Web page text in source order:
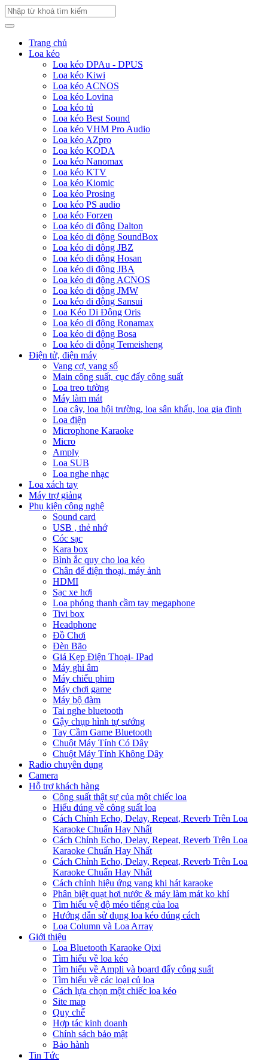
Trang chủ
Loa kéo
Loa kéo DPAu - DPUS
Loa kéo Kiwi
Loa kéo ACNOS
Loa kéo Lovina
Loa kéo tủ
Loa kéo Best Sound
Loa kéo VHM Pro Audio
Loa kéo AZpro
Loa kéo KODA
Loa kéo Nanomax
Loa kéo KTV
Loa kéo Kiomic
Loa kéo Prosing
Loa kéo PS audio
Loa kéo Forzen
Loa kéo di động Dalton
Loa kéo di động SoundBox
Loa kéo di động JBZ
Loa kéo di động Hosan
Loa kéo di động JBA
Loa kéo di động ACNOS
Loa kéo di động JMW
Loa kéo di động Sansui
Loa Kéo Di Động Oris
Loa kéo di động Ronamax
Loa kéo di động Bosa
Loa kéo di động Temeisheng
Điện tử, điện máy
Vang cơ, vang số
Main công suất, cục đẩy công suất
Loa treo tường
Máy làm mát
Loa cây, loa hội trường, loa sân khấu, loa gia đinh
Loa điện
Microphone Karaoke
Micro
Amply
Loa SUB
Loa nghe nhạc
Loa xách tay
Máy trợ giảng
Phụ kiện công nghệ
Sound card
USB , thẻ nhớ
Cóc sạc
Kara box
Bình ắc quy cho loa kéo
Chân để điện thoại, máy ảnh
HDMI
Sạc xe hơi
Loa phóng thanh cầm tay megaphone
Tivi box
Headphone
Đồ Chơi
Đèn Bão
Giá Kẹp Điện Thoại- IPad
Máy ghi âm
Máy chiếu phim
Máy chơi game
Máy bộ đàm
Tai nghe bluetooth
Gậy chụp hình tự sướng
Tay Cầm Game Bluetooth
Chuột Máy Tính Có Dây
Chuột Máy Tính Không Dây
Radio chuyên dụng
Camera
Hỗ trợ khách hàng
Công suất thật sự của một chiếc loa
Hiểu đúng về công suất loa
Cách Chỉnh Echo, Delay, Repeat, Reverb Trên Loa
Karaoke Chuẩn Hay Nhất
Cách Chỉnh Echo, Delay, Repeat, Reverb Trên Loa
Karaoke Chuẩn Hay Nhất
Cách Chỉnh Echo, Delay, Repeat, Reverb Trên Loa
Karaoke Chuẩn Hay Nhất
Cách chỉnh hiệu ứng vang khi hát karaoke
Phân biệt quạt hơi nước & máy làm mát ko khí
Tìm hiểu vệ độ méo tiếng của loa
Hướng dẫn sử dụng loa kéo đúng cách
Loa Column và Loa Array
Giới thiệu
Loa Bluetooth Karaoke Qixi
Tìm hiểu về loa kéo
Tìm hiểu về Ampli và board đẩy công suất
Tìm hiểu về các loại củ loa
Cách lựa chọn một chiếc loa kéo
Site map
Quy chế
Hợp tác kinh doanh
Chính sách bảo mật
Bảo hành
Tin Tức